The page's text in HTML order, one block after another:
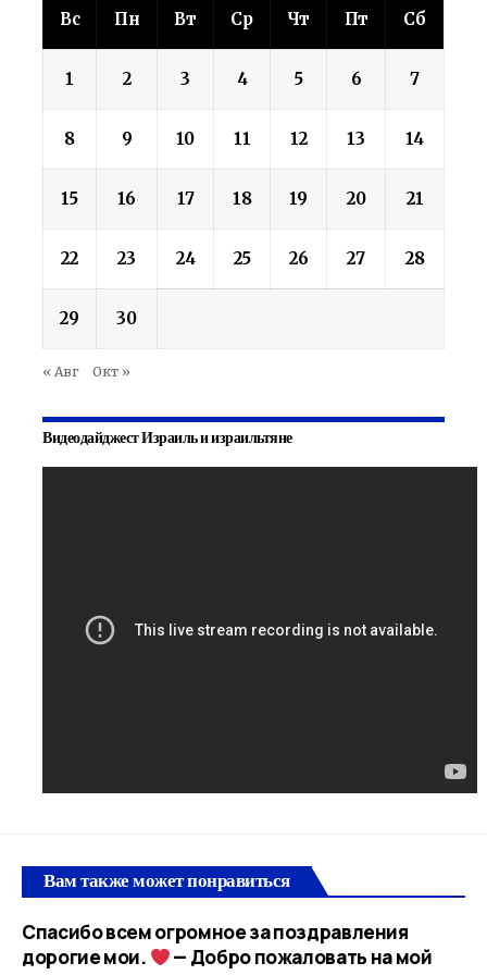
Вс Пн Вт Ср Чт Пт Сб
1 2 3 4 5 6 7
8 9 10 11 12 13 14
15 16 17 18 19 20 21
22 23 24 25 26 27 28
29 30
« Авг Окт »
Видеодайджест Израиль и израильтяне
Вам также может понравиться
Спасибо всем огромное за поздравления
дорогие мои.
— Добро пожаловать на мой